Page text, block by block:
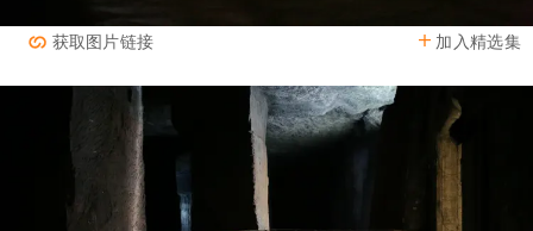
加入精选集
获取图片链接